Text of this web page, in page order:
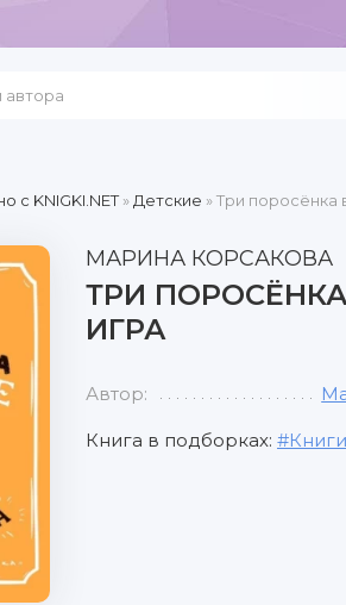
c KNIGKI.NET» Детские » Три поросёнка
МАРИНА КОРСАКОВА
ТРИ
ИГРА
Автор:
Книга в подборках: